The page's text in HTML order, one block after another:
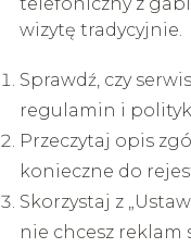
wizytę tradycyjnie.
Sprawdź, czy
regulamin i
Przeczytaj opis
konieczne do
Skorzystaj z
nie chcesz reklam